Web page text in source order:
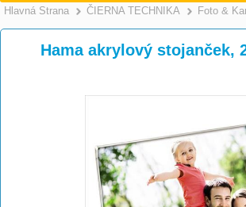
Hlavná Strana >
ČIERNA TECHNIKA Foto &
Hama akrylový stojanček,